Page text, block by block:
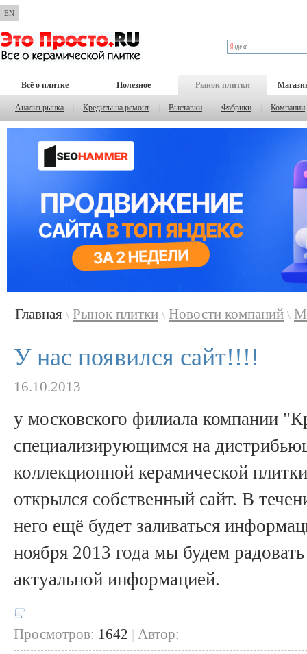
EN
Всё о плитке Полезное Рынок плитки
Анализ рынка Кредиты на ремонт Выставки Фабрики Компании
Главная \ Рынок плитки \ Новости компаний \
У нас появился сайт!!!!
16.10.2013
у московского филиала компании
специализирующимся на
коллекционной керамической
открылся собственный сайт. В
него ещё будет заливаться
ноября 2013 года мы будем
актуальной информацией.
Просмотров: 1642 | Автор: